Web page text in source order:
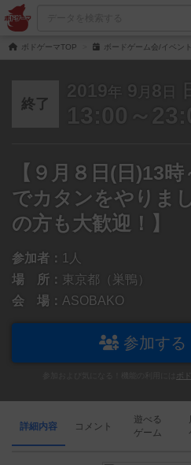
ボドゲーマTOP ボードゲーム会/イベン
終了
2019 年 9 月 8 日
13:00～
【９月８日(日)13
でカタンをやりま
の方も大歓迎！】
参加者： 1人
場 所： 東京都（巣鴨）
会 場： ASOBAKO
参加する
ボ
詳細内容 コメント
遊べる
ゲーム